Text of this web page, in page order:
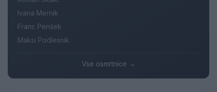
Ivana Mernik
Franc Penšek
Maksi Podlesnik
Vse osmrtnice →